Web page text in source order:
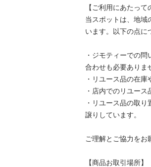
【ご利用にあたって
当スポットは、地域
います。以下の点に
・ジモティーでの
合わせも必要ありま
・リユース品の在庫
・店内でのリユース
・リユース品の取
譲りしています。
ご理解とご協力をお
【商品お取引場所】